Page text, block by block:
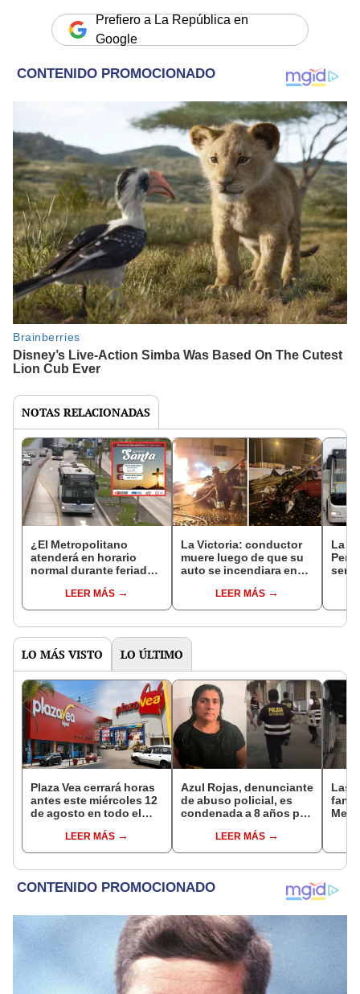
Prefiero a La República en
Google
NOTAS RELACIONADAS
¿El Metropolitano
atenderá en horario
normal durante feriados
se pronuncia
LEER MÁS
La Victoria: conductor
muere luego de que su
auto se incendiara en
LEER MÁS
La
Perú
LO MÁS VISTO LO ÚLTIMO
Plaza Vea cerrará horas
antes este miércoles 12
de agosto en todo el
hasta las 7 p.m.
LEER MÁS
Azul Rojas, denunciante
de abuso policial, es
condenada a 8 años por
en TrujilloLEER MÁS
Las